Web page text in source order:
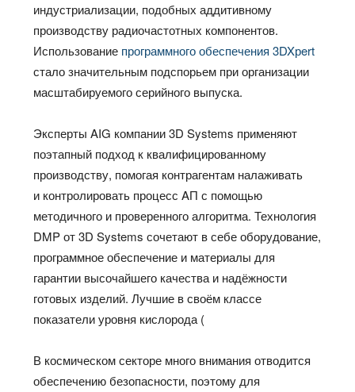
индустриализации, подобных аддитивному
производству радиочастотных компонентов.
Использование программного обеспечения 3DXрert
стало значительным подспорьем при организации
масштабируемого серийного выпуска.
Эксперты AIG компании 3D Systems применяют
поэтапный подход к квалифицированному
производству, помогая контрагентам налаживать
и контролировать процесс AП с помощью
методичного и проверенного алгоритма. Технология
DMP от 3D Systems сочетают в себе оборудование,
программное обеспечение и материалы для
гарантии высочайшего качества и надёжности
готовых изделий. Лучшие в своём классе
показатели уровня кислорода (
В космическом секторе много внимания отводится
обеспечению безопасности, поэтому для